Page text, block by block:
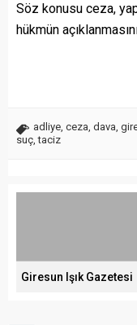
Söz konusu ceza,
hükmün
adliye, ceza, dava,
suç,taciz
Giresun Işık Gazetesi